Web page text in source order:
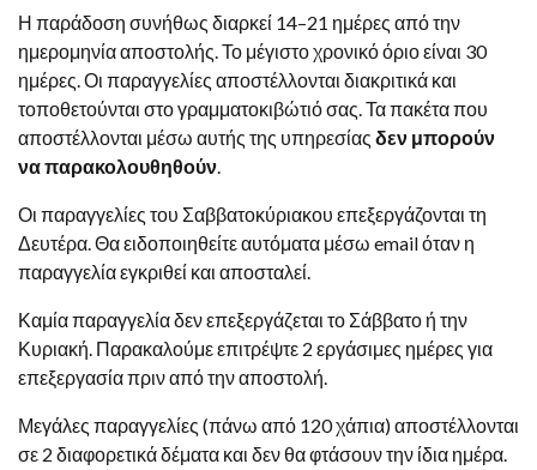
Η παράδοση συνήθως διαρκεί 14–21 ημέρες από την
ημερομηνία αποστολής. Το μέγιστο χρονικό όριο είναι 30
ημέρες. Οι παραγγελίες αποστέλλονται διακριτικά και
τοποθετούνται στο γραμματοκιβώτιό σας. Τα πακέτα που
αποστέλλονται μέσω αυτής της υπηρεσίας δεν μπορούν
να παρακολουθηθούν.
Οι παραγγελίες του Σαββατοκύριακου επεξεργάζονται τη
Δευτέρα. Θα ειδοποιηθείτε αυτόματα μέσω email όταν η
παραγγελία εγκριθεί και αποσταλεί.
Καμία παραγγελία δεν επεξεργάζεται το Σάββατο ή την
Κυριακή. Παρακαλούμε επιτρέψτε 2 εργάσιμες ημέρες για
επεξεργασία πριν από την αποστολή.
Μεγάλες παραγγελίες (πάνω από 120 χάπια) αποστέλλονται
σε 2 διαφορετικά δέματα και δεν θα φτάσουν την ίδια ημέρα.